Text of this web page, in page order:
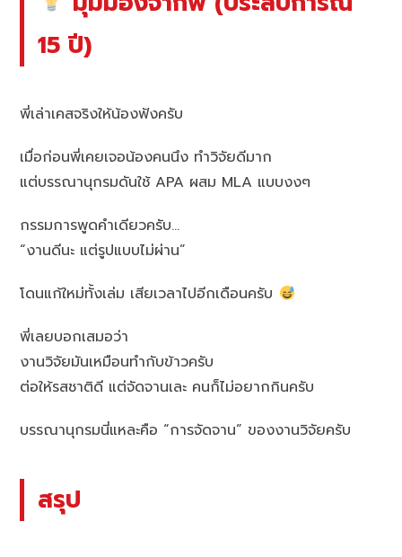
15 ปี)
พี่เล่าเคสจริงให้น้องฟังครับ
เมื่อก่อนพี่เคยเจอน้องคนนึง ทำวิจัยดีมาก
แต่บรรณานุกรมดันใช้ APA ผสม MLA แบบงงๆ
กรรมการพูดคำเดียวครับ…
“งานดีนะ แต่รูปแบบไม่ผ่าน”
โดนแก้ใหม่ทั้งเล่ม เสียเวลาไปอีกเดือนครับ
พี่เลยบอกเสมอว่า
งานวิจัยมันเหมือนทำกับข้าวครับ
ต่อให้รสชาติดี แต่จัดจานเละ คนก็ไม่อยากกินครับ
บรรณานุกรมนี่แหละคือ “การจัดจาน” ของงานวิจัยครับ
สรุป